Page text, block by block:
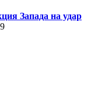
Запада на удар